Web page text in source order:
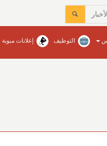
الأخبار
التوظيف إعلانات مبوبة